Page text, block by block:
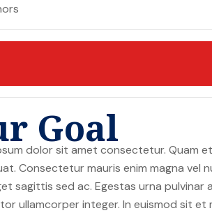
Goal
dolor sit amet consectetur. Quam
Consectetur mauris enim magna vel
sagittis sed ac. Egestas urna
ullamcorper integer. In euismod sit